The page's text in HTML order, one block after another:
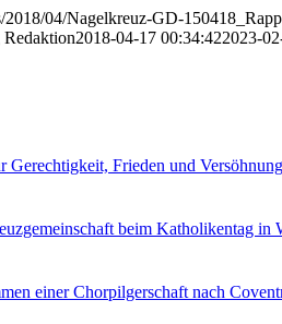
04/Nagelkreuz-GD-
Redaktion2018-04-17 00:34:422023-
Gerechtigkeit, Frieden und Versöhnung
beim Katholikentag in
einer Chorpilgerschaft nach